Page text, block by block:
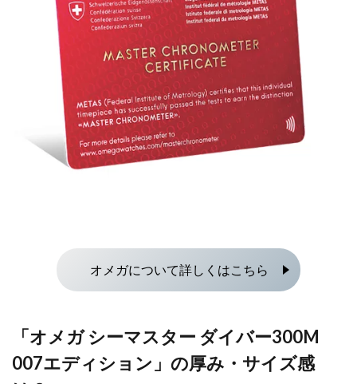
オメガについて詳しくはこちら
「オメガ シーマスター ダイバー300M
007エディション」の厚み・サイズ感